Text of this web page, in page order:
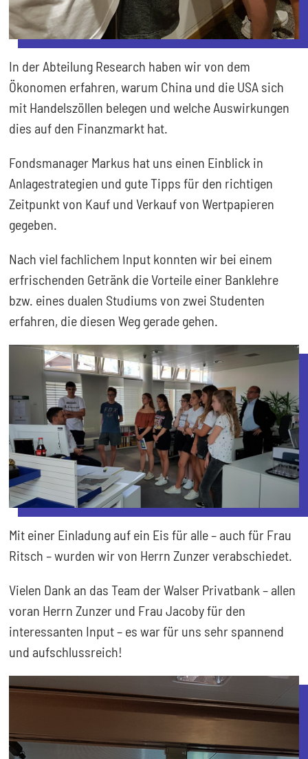
In der Abteilung Research haben wir von dem
Ökonomen erfahren, warum China und die USA sich
mit Handelszöllen belegen und welche Auswirkungen
dies auf den Finanzmarkt hat.
Fondsmanager Markus hat uns einen Einblick in
Anlagestrategien und gute Tipps für den richtigen
Zeitpunkt von Kauf und Verkauf von Wertpapieren
gegeben.
Nach viel fachlichem Input konnten wir bei einem
erfrischenden Getränk die Vorteile einer Banklehre
bzw. eines dualen Studiums von zwei Studenten
erfahren, die diesen Weg gerade gehen.
Mit einer Einladung auf ein Eis für alle – auch für Frau
Ritsch – wurden wir von Herrn Zunzer verabschiedet.
Vielen Dank an das Team der Walser Privatbank – allen
voran Herrn Zunzer und Frau Jacoby für den
interessanten Input – es war für uns sehr spannend
und aufschlussreich!